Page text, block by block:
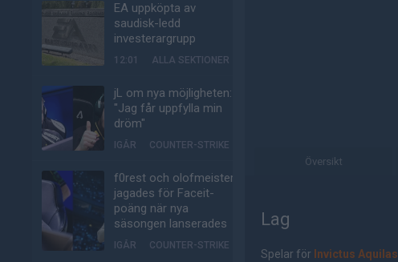
EA uppköpta av
saudisk-ledd
investerargrupp
12:01 ALLA SEKTIONER
jL om nya möjligheten:
"Jag får uppfylla min
dröm"
IGÅR COUNTER-STRIKE
f0rest och olofmeister
jagades för Faceit-
poäng när nya
säsongen lanserades
IGÅR COUNTER-STRIKE
Översikt
Lag
Spelar för Invictus Aquilas